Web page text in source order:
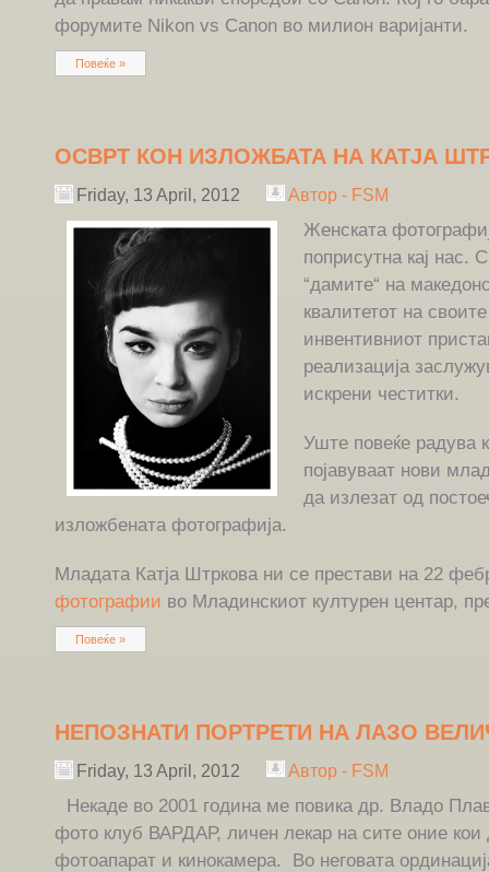
форумите Nikon vs Canon во милион варијанти.
Повеќе »
ОСВРТ КОН ИЗЛОЖБАТА НА КАТЈА
Friday, 13 April, 2012 Автор - FSM
Женската
поприсутна кај нас.
“дамите“ на
квалитетот на
инвентивниот
реализација
искрени честитки.
Уште повеќе радува
појавуваат нови
да излезат од
изложбената фотографија.
Младата Катја Штркова ни се престави на 22
фотографии во Младинскиот културен центар,
Повеќе »
НЕПОЗНАТИ ПОРТРЕТИ НА ЛАЗО
Friday, 13 April, 2012 Автор - FSM
Некаде во 2001 година ме повика др. Владо
фото клуб ВАРДАР, личен лекар на сите оние кои
фотоапарат и кинокамера. Во неговата